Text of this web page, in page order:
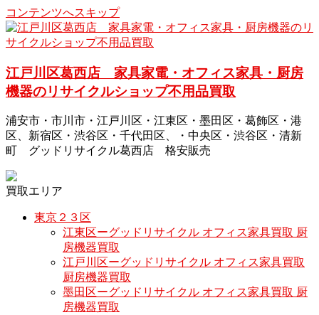
コンテンツへスキップ
江戸川区葛西店 家具家電・オフィス家具・厨房
機器のリサイクルショップ不用品買取
浦安市・市川市・江戸川区・江東区・墨田区・葛飾区・港
区、新宿区・渋谷区・千代田区、・中央区・渋谷区・清新
町 グッドリサイクル葛西店 格安販売
買取エリア
東京２３区
江東区ーグッドリサイクル オフィス家具買取 厨
房機器買取
江戸川区ーグッドリサイクル オフィス家具買取
厨房機器買取
墨田区ーグッドリサイクル オフィス家具買取 厨
房機器買取